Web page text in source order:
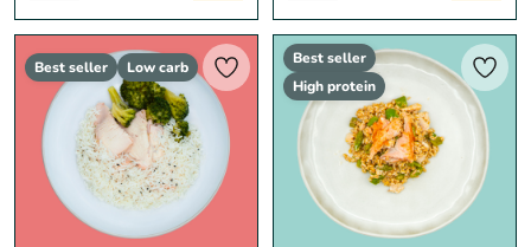
Best seller Low carb
Best seller
High protein